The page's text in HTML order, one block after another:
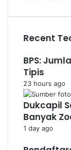
Recent
BPS:
Tipis
23 hours ago
Dukcapil
Banyak
1 day ago